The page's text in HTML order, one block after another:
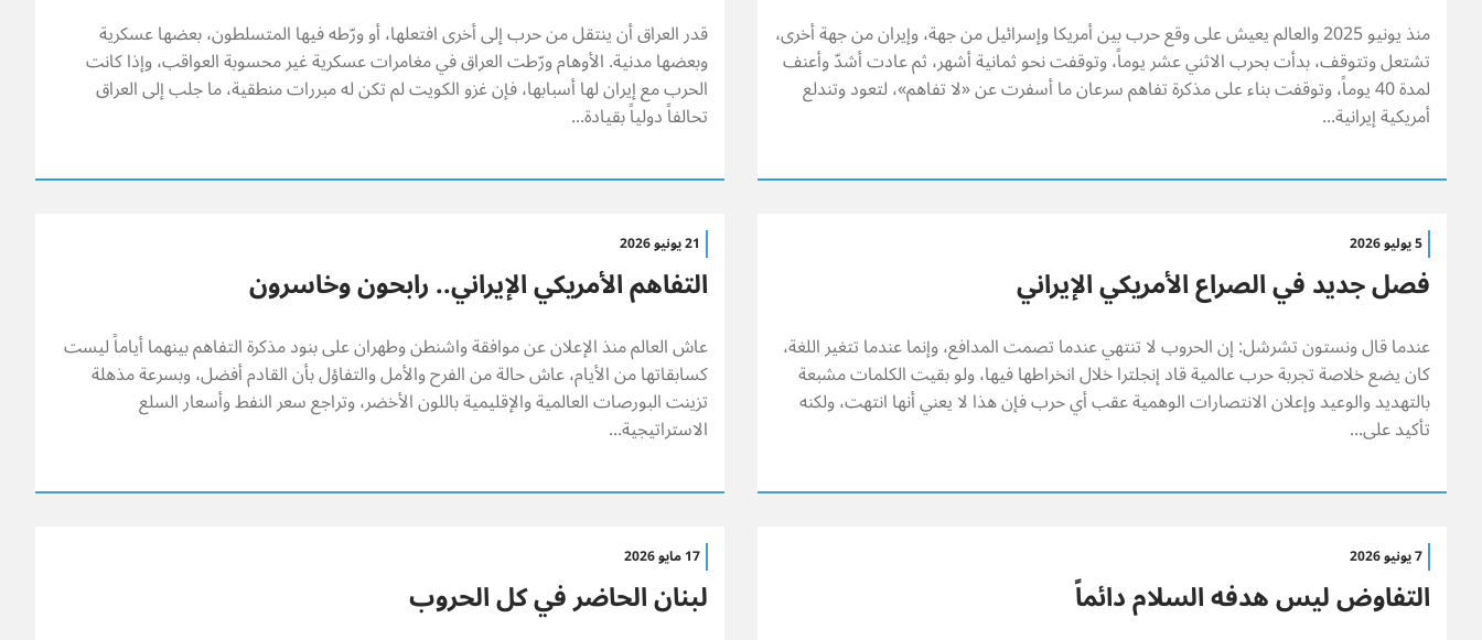
منذ يونيو 2025 والعالم يعيش على وقع حرب بين أمريكا وإسرائيل من جهة، وإيران من جهة أخرى،
تشتعل وتتوقف، بدأت بحرب الاثني عشر يوماً، وتوقفت نحو ثمانية أشهر، ثم عادت أشدّ وأعنف
لمدة 40 يوماً، وتوقفت بناء على مذكرة تفاهم سرعان ما أسفرت عن «لا تفاهم»، لتعود وتندلع
أمريكية إيرانية...
قدر العراق أن ينتقل من حرب إلى أخرى افتعلها، أو ورّطه فيها المتسلطون، بعضها عسكرية
وبعضها مدنية. الأوهام ورّطت العراق في مغامرات عسكرية غير محسوبة العواقب، وإذا كانت
الحرب مع إيران لها أسبابها، فإن غزو الكويت لم تكن له مبررات منطقية، ما جلب إلى العراق
تحالفاً دولياً بقيادة...
5 يوليو 2026
فصل جديد في الصراع الأمريكي الإيراني
عندما قال ونستون تشرشل: إن الحروب لا تنتهي عندما تصمت المدافع، وإنما عندما تتغير اللغة،
كان يضع خلاصة تجربة حرب عالمية قاد إنجلترا خلال انخراطها فيها، ولو بقيت الكلمات مشبعة
بالتهديد والوعيد وإعلان الانتصارات الوهمية عقب أي حرب فإن هذا لا يعني أنها انتهت، ولكنه
تأكيد على...
21 يونيو 2026
التفاهم الأمريكي الإيراني.. رابحون وخاسرون
عاش العالم منذ الإعلان عن موافقة واشنطن وطهران على بنود مذكرة التفاهم بينهما أياماً ليست
كسابقاتها من الأيام، عاش حالة من الفرح والأمل والتفاؤل بأن القادم أفضل، وبسرعة مذهلة
تزينت البورصات العالمية والإقليمية باللون الأخضر، وتراجع سعر النفط وأسعار السلع
الاستراتيجية...
7 يونيو 2026
التفاوض ليس هدفه السلام دائماً
17 مايو 2026
لبنان الحاضر في كل الحروب